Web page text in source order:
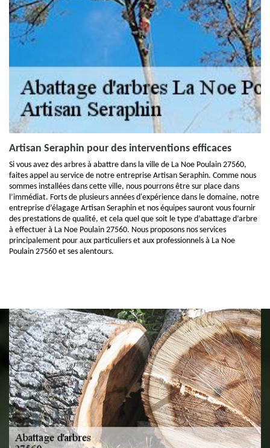
Artisan Seraphin pour des interventions efficaces
Si vous avez des arbres à abattre dans la ville de La Noe Poulain 27560,
faites appel au service de notre entreprise Artisan Seraphin. Comme nous
sommes installées dans cette ville, nous pourrons être sur place dans
l’immédiat. Forts de plusieurs années d'expérience dans le domaine, notre
entreprise d’élagage Artisan Seraphin et nos équipes sauront vous fournir
des prestations de qualité, et cela quel que soit le type d’abattage d’arbre
à effectuer à La Noe Poulain 27560. Nous proposons nos services
principalement pour aux particuliers et aux professionnels à La Noe
Poulain 27560 et ses alentours.